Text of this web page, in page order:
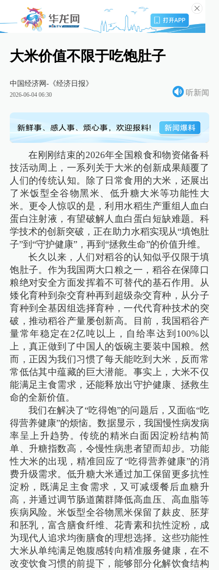
大米价值不限于吃饱肚子
中国经济网-《经济日报》
2026-06-04 06:30 听新闻
在刚刚结束的2026年全国粮食和物资储备科
技活动周上，一系列关于大米的创新成果颠覆了
人们的传统认知。除了日常食用的大米，还展出
了米饭型全谷物黑米、低升糖大米等功能性大
米。更令人惊叹的是，利用水稻生产重组人血白
蛋白注射液，有望破解人血白蛋白短缺难题。科
学技术的创新突破，正在助力水稻实现从“填饱肚
子”到“守护健康”，再到“拯救生命”的价值升维。
长久以来，人们对稻谷的认知似乎仅限于填
饱肚子。作为我国两大口粮之一，稻谷在保障口
粮绝对安全方面发挥着不可替代的基石作用。从
矮化育种到杂交育种再到超级杂交育种，从分子
育种到全基因组选择育种，一代代育种技术的突
破，推动稻谷产量屡创新高。目前，我国稻谷产
量常年稳定在2亿吨以上，自给率达到100%以
上，真正做到了中国人的饭碗主要装中国粮。然
而，正因为我们习惯了每天能吃到大米，反而常
常低估其中蕴藏的巨大潜能。事实上，大米不仅
能满足主食需求，还能释放出守护健康、拯救生
命的全新价值。
我们在解决了“吃得饱”的问题后，又面临“吃
得营养健康”的烦恼。数据显示，我国慢性病发病
率呈上升趋势。传统的精米白面因淀粉结构简
单、升糖指数高，令慢性病患者望而却步。功能
性大米的出现，精准回应了“吃得营养健康”的消
费升级需求。低升糖大米通过加工保留更多抗性
淀粉，既满足主食需求，又可减缓餐后血糖升
高，并通过调节肠道菌群降低高血压、高血脂等
疾病风险。米饭型全谷物黑米保留了麸皮、胚芽
和胚乳，富含膳食纤维、花青素和抗性淀粉，成
为现代人追求均衡膳食的理想选择。这些功能性
大米从单纯满足饱腹感转向精准服务健康，在不
改变饮食习惯的前提下，能够部分化解饮食结构